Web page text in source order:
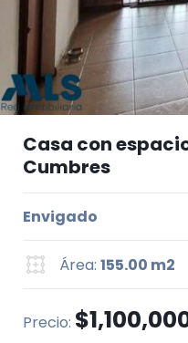
Casa con
Cumbres
Envigado
Área: 155.00 m2
Precio: